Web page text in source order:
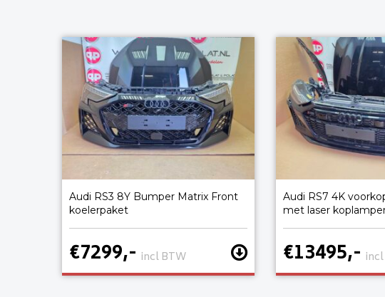
Audi RS3 8Y Bumper Matrix Front
koelerpaket
€7299,- incl BTW
Audi RS7 4K
met laser
€13495,-